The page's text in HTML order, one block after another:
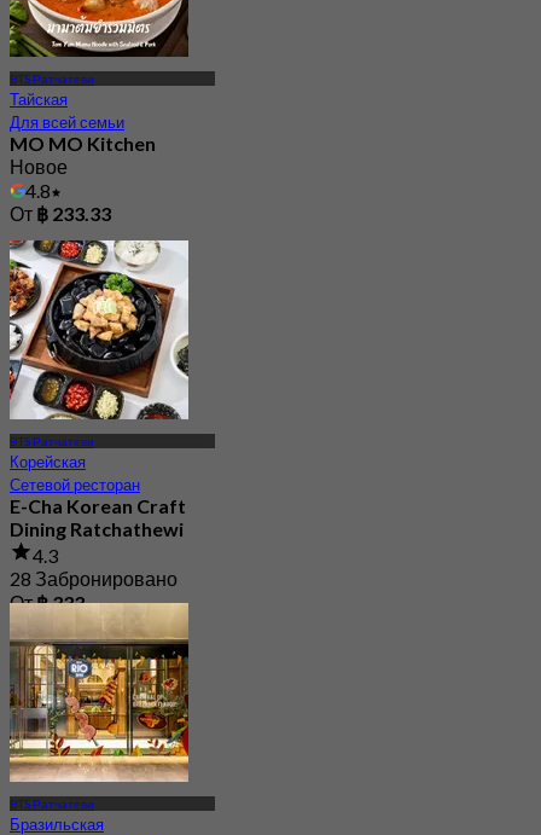
BTS Ратчатеви
Тайская
Для всей семьи
MO MO Kitchen
Новое
4.8
От ฿ 233.33
BTS Ратчатеви
Корейская
Сетевой ресторан
E-Cha Korean Craft
Dining Ratchathewi
4.3
28 Забронировано
От฿ 333
BTS Ратчатеви
Бразильская